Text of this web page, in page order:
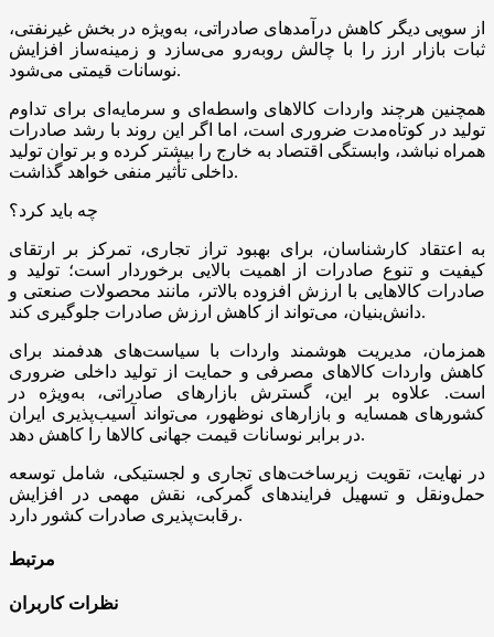
از سویی دیگر کاهش درآمدهای صادراتی، به‌ویژه در بخش غیرنفتی،
ثبات بازار ارز را با چالش روبه‌رو می‌سازد و زمینه‌ساز افزایش
نوسانات قیمتی می‌شود.
همچنین هرچند واردات کالاهای واسطه‌ای و سرمایه‌ای برای تداوم
تولید در کوتاه‌مدت ضروری است، اما اگر این روند با رشد صادرات
همراه نباشد، وابستگی اقتصاد به خارج را بیشتر کرده و بر توان تولید
داخلی تأثیر منفی خواهد گذاشت.
چه باید کرد؟
به اعتقاد کارشناسان، برای بهبود تراز تجاری، تمرکز بر ارتقای
کیفیت و تنوع صادرات از اهمیت بالایی برخوردار است؛ تولید و
صادرات کالاهایی با ارزش افزوده بالاتر، مانند محصولات صنعتی و
دانش‌بنیان، می‌تواند از کاهش ارزش صادرات جلوگیری کند.
همزمان، مدیریت هوشمند واردات با سیاست‌های هدفمند برای
کاهش واردات کالاهای مصرفی و حمایت از تولید داخلی ضروری
است. علاوه بر این، گسترش بازارهای صادراتی، به‌ویژه در
کشورهای همسایه و بازارهای نوظهور، می‌تواند آسیب‌پذیری ایران
در برابر نوسانات قیمت جهانی کالاها را کاهش دهد.
در نهایت، تقویت زیرساخت‌های تجاری و لجستیکی، شامل توسعه
حمل‌ونقل و تسهیل فرایندهای گمرکی، نقش مهمی در افزایش
رقابت‌پذیری صادرات کشور دارد.
مرتبط
نظرات کاربران